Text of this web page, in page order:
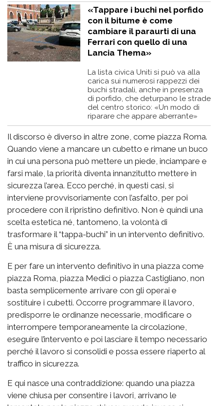
«Tappare i buchi nel porfido
con il bitume è come
cambiare il paraurti di una
Ferrari con quello di una
Lancia Thema»
La lista civica Uniti si può va alla
carica sui numerosi rappezzi dei
buchi stradali, anche in presenza
di porfido, che deturpano le strade
del centro storico: «Un modo di
riparare che appare aberrante»
Il discorso è diverso in altre zone, come piazza Roma.
Quando viene a mancare un cubetto e rimane un buco
in cui una persona può mettere un piede, inciampare e
farsi male, la priorità diventa innanzitutto mettere in
sicurezza l’area. Ecco perché, in questi casi, si
interviene provvisoriamente con l’asfalto, per poi
procedere con il ripristino definitivo. Non è quindi una
scelta estetica né, tantomeno, la volontà di
trasformare il “tappa-buchi” in un intervento definitivo.
È una misura di sicurezza.
E per fare un intervento definitivo in una piazza come
piazza Roma, piazza Medici o piazza Castigliano, non
basta semplicemente arrivare con gli operai e
sostituire i cubetti. Occorre programmare il lavoro,
predisporre le ordinanze necessarie, modificare o
interrompere temporaneamente la circolazione,
eseguire l’intervento e poi lasciare il tempo necessario
perché il lavoro si consolidi e possa essere riaperto al
traffico in sicurezza.
E qui nasce una contraddizione: quando una piazza
viene chiusa per consentire i lavori, arrivano le